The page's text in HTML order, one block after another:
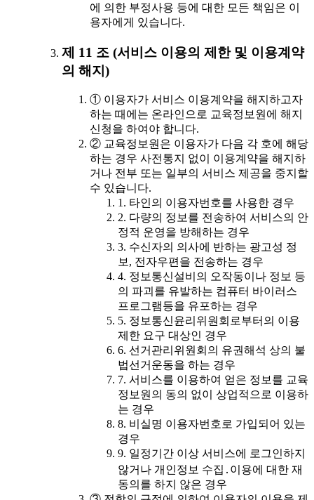
에 의한 부정사용 등에 대한 모든 책임은 이
용자에게 있습니다.
제 11 조 (서비스 이용의 제한 및 이용계약
의 해지)
① 이용자가 서비스 이용계약을 해지하고자
하는 때에는 온라인으로 교육정보원에 해지
신청을 하여야 합니다.
② 교육정보원은 이용자가 다음 각 호에 해당
하는 경우 사전통지 없이 이용계약을 해지하
거나 전부 또는 일부의 서비스 제공을 중지할
수 있습니다.
1. 타인의 이용자번호를 사용한 경우
2. 다량의 정보를 전송하여 서비스의 안
정적 운영을 방해하는 경우
3. 수신자의 의사에 반하는 광고성 정
보, 전자우편을 전송하는 경우
4. 정보통신설비의 오작동이나 정보 등
의 파괴를 유발하는 컴퓨터 바이러스
프로그램등을 유포하는 경우
5. 정보통신윤리위원회로부터의 이용
제한 요구 대상인 경우
6. 선거관리위원회의 유권해석 상의 불
법선거운동을 하는 경우
7. 서비스를 이용하여 얻은 정보를 교육
정보원의 동의 없이 상업적으로 이용하
는 경우
8. 비실명 이용자번호로 가입되어 있는
경우
9. 일정기간 이상 서비스에 로그인하지
않거나 개인정보 수집․이용에 대한 재
동의를 하지 않은 경우